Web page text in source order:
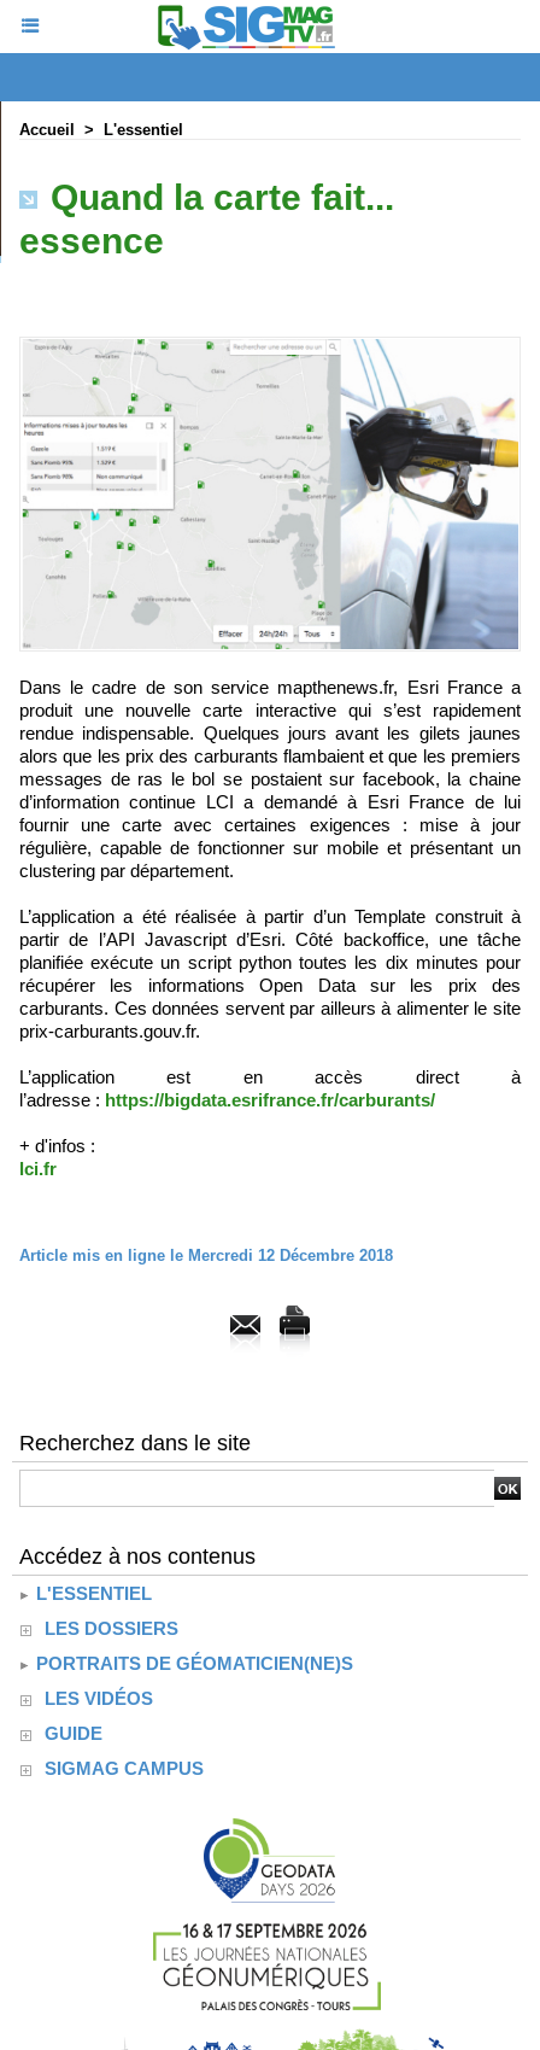
Accueil > L'essentiel
Quand la carte fait...
essence
Dans le cadre de son service mapthenews.fr, Esri France a
produit une nouvelle carte interactive qui s’est rapidement
rendue indispensable. Quelques jours avant les gilets jaunes
alors que les prix des carburants flambaient et que les premiers
messages de ras le bol se postaient sur facebook, la chaine
d’information continue LCI a demandé à Esri France de lui
fournir une carte avec certaines exigences : mise à jour
régulière, capable de fonctionner sur mobile et présentant un
clustering par département.
L’application a été réalisée à partir d’un Template construit à
partir de l’API Javascript d’Esri. Côté backoffice, une tâche
planifiée exécute un script python toutes les dix minutes pour
récupérer les informations Open Data sur les prix des
carburants. Ces données servent par ailleurs à alimenter le site
prix-carburants.gouv.fr.
L’application est en accès direct à
l’adresse : https://bigdata.esrifrance.fr/carburants/
+ d'infos :
lci.fr
Article mis en ligne le Mercredi 12 Décembre 2018
Recherchez dans le site
Accédez à nos contenus
L'ESSENTIEL
LES DOSSIERS
PORTRAITS DE GÉOMATICIEN(NE)S
LES VIDÉOS
GUIDE
SIGMAG CAMPUS